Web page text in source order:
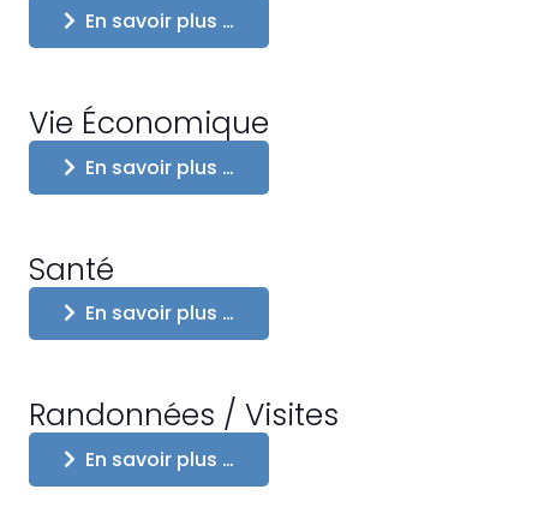
En savoir plus …
Vie Économique
En savoir plus …
Santé
En savoir plus …
Randonnées / Visites
En savoir plus …